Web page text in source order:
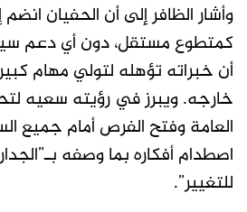
وأشار الظافر إلى أن الحفيان
كمتطوع مستقل، دون أي دعم
أن خبراته تؤهله لتولي مهام
خارجه. ويبرز في رؤيته سعيه
العامة وفتح الفرص أمام جميع
اصطدام أفكاره بما وصفه
للتغيير”.